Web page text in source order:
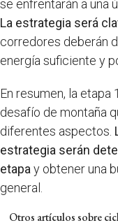
se enfrentarán a una
La estrategia será
corredores deberán
energía suficiente y
En resumen, la etapa
desafío de montaña
diferentes aspectos.
estrategia serán
etapa y obtener una
general.
Otros artículos sobre